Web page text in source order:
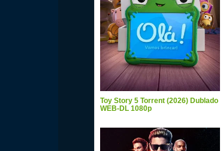
Toy Story 5 Torrent (2026) Dublado
WEB-DL 1080p